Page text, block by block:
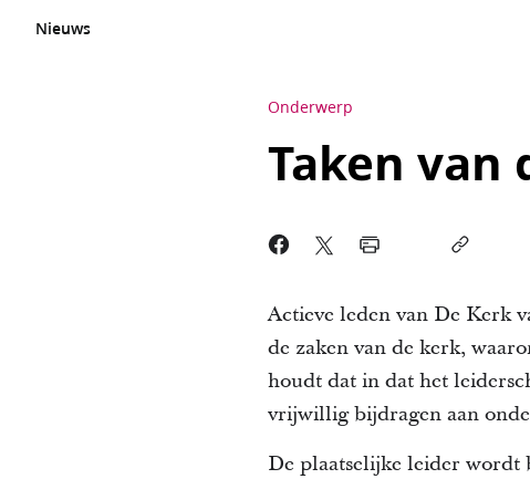
Nieuws
Onderwerp
Taken van
Actieve leden van De Kerk
de zaken van de kerk,
houdt dat in dat het
vrijwillig bijdragen aan
De plaatselijke leider wordt